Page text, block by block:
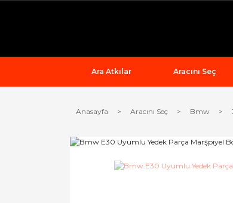
Ara Atkılar Aracını Seç
Anasayfa Aracını Seç Bmw